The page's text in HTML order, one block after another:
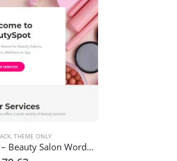
, THEME ONLY
BeautySpot – Beauty Salon WordPress Theme